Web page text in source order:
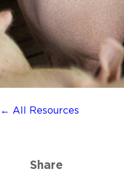
← All Resources
Share